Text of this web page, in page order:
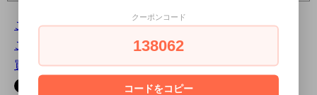
この商品について問い合わせる
この商品を友達に教える
買い物を続ける
クーポンコード
138062
コードをコピー